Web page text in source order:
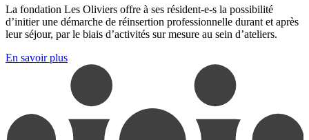
La fondation Les Oliviers offre à ses résident-e-s la possibilité
d’initier une démarche de réinsertion professionnelle durant et après
leur séjour, par le biais d’activités sur mesure au sein d’ateliers.
En savoir plus